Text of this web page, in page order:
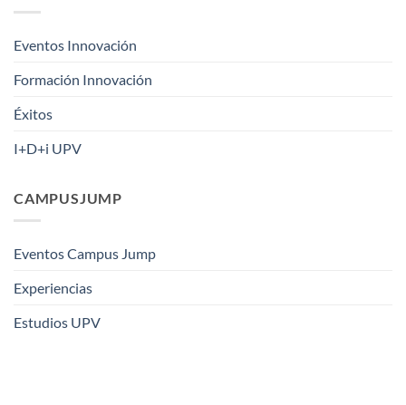
Eventos Innovación
Formación Innovación
Éxitos
I+D+i UPV
CAMPUSJUMP
Eventos Campus Jump
Experiencias
Estudios UPV